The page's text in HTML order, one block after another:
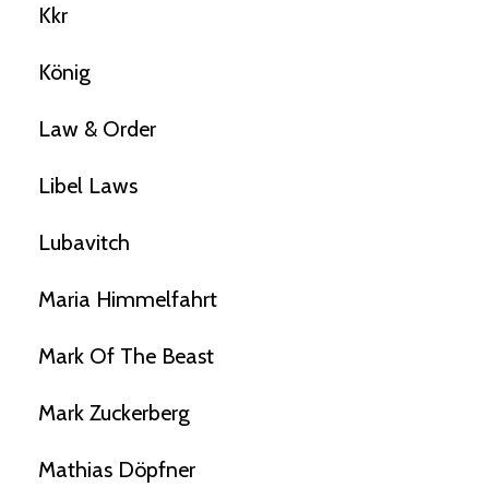
Kkr
König
Law & Order
Libel Laws
Lubavitch
Maria Himmelfahrt
Mark Of The Beast
Mark Zuckerberg
Mathias Döpfner